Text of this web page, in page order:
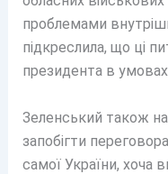
проблемами
підкреслила, що ці
президента в умовах
Зеленський також
запобігти
самої України,